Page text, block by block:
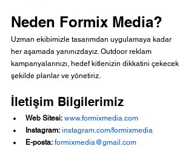
Neden Formix Media?
Uzman ekibimizle tasarımdan uygulamaya kadar
her aşamada yanınızdayız. Outdoor reklam
kampanyalarınızı, hedef kitlenizin dikkatini çekecek
şekilde planlar ve yönetiriz.
İletişim Bilgilerimiz
Web Sitesi: www.formixmedia.com
Instagram: instagram.com/formixmedia
E-posta: formixmedia@gmail.com